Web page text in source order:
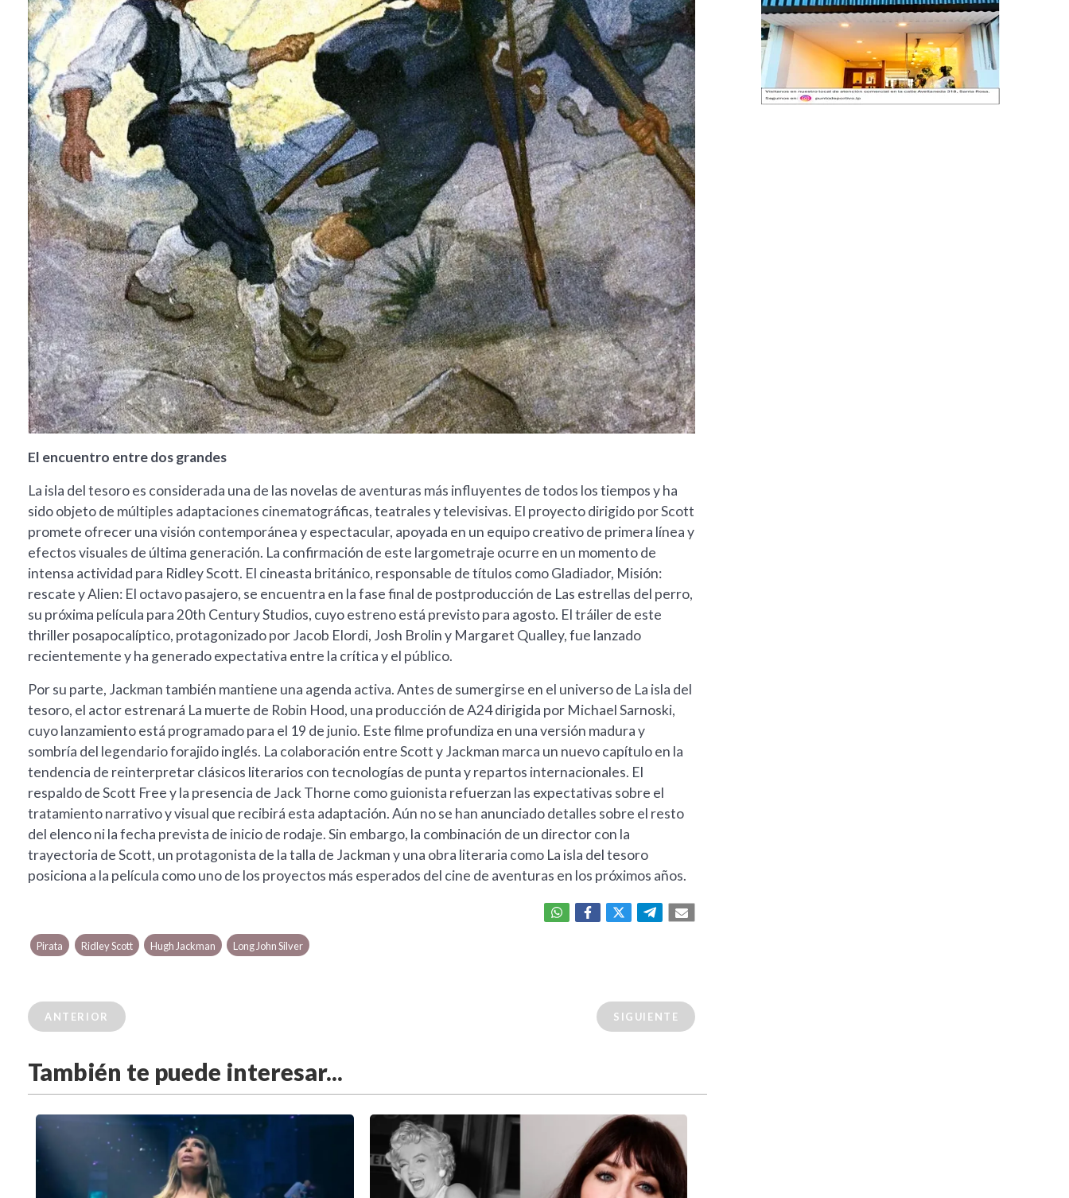
El encuentro entre dos grandes
La isla del tesoro es considerada una de las novelas de aventuras más influyentes de todos los tiempos y ha
sido objeto de múltiples adaptaciones cinematográficas, teatrales y televisivas. El proyecto dirigido por Scott
promete ofrecer una visión contemporánea y espectacular, apoyada en un equipo creativo de primera línea y
efectos visuales de última generación. La confirmación de este largometraje ocurre en un momento de
intensa actividad para Ridley Scott. El cineasta británico, responsable de títulos como Gladiador, Misión:
rescate y Alien: El octavo pasajero, se encuentra en la fase final de postproducción de Las estrellas del perro,
su próxima película para 20th Century Studios, cuyo estreno está previsto para agosto. El tráiler de este
thriller posapocalíptico, protagonizado por Jacob Elordi, Josh Brolin y Margaret Qualley, fue lanzado
recientemente y ha generado expectativa entre la crítica y el público.
Por su parte, Jackman también mantiene una agenda activa. Antes de sumergirse en el universo de La isla del
tesoro, el actor estrenará La muerte de Robin Hood, una producción de A24 dirigida por Michael Sarnoski,
cuyo lanzamiento está programado para el 19 de junio. Este filme profundiza en una versión madura y
sombría del legendario forajido inglés. La colaboración entre Scott y Jackman marca un nuevo capítulo en la
tendencia de reinterpretar clásicos literarios con tecnologías de punta y repartos internacionales. El
respaldo de Scott Free y la presencia de Jack Thorne como guionista refuerzan las expectativas sobre el
tratamiento narrativo y visual que recibirá esta adaptación. Aún no se han anunciado detalles sobre el resto
del elenco ni la fecha prevista de inicio de rodaje. Sin embargo, la combinación de un director con la
trayectoria de Scott, un protagonista de la talla de Jackman y una obra literaria como La isla del tesoro
posiciona a la película como uno de los proyectos más esperados del cine de aventuras en los próximos años.
Pirata Ridley Scott Hugh Jackman Long John Silver
ANTERIOR SIGUIENTE
También te puede interesar...